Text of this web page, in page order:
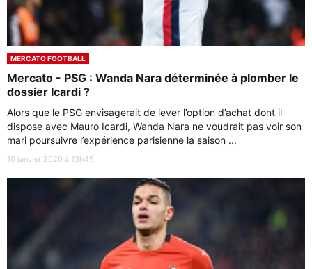
MERCATO FOOTBALL
Mercato - PSG : Wanda Nara déterminée à plomber le
dossier Icardi ?
Alors que le PSG envisagerait de lever l’option d’achat dont il
dispose avec Mauro Icardi, Wanda Nara ne voudrait pas voir son
mari poursuivre l’expérience parisienne la saison ...
10 janvier 2020 à 13h45